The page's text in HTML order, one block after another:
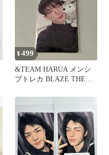
¥499
&TEAM HARUA メンシ
プトレカ BLAZE THE